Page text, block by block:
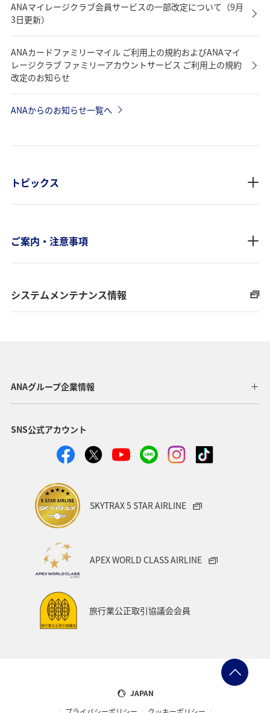
ANAマイレージクラブ会員サービスの一部改定について（9月
3日更新）
ANAカードファミリーマイル ご利用上の規約およびANAマイ
レージクラブ ファミリーアカウントサービス ご利用上の規約
改定のお知らせ
ANAからのお知らせ一覧へ
トピックス
ご案内・注意事項
システムメンテナンス情報
ANAグループ企業情報
SNS公式アカウント
SKYTRAX 5 STAR AIRLINE
APEX WORLD CLASS AIRLINE
旅行業公正取引協議会会員
JAPAN